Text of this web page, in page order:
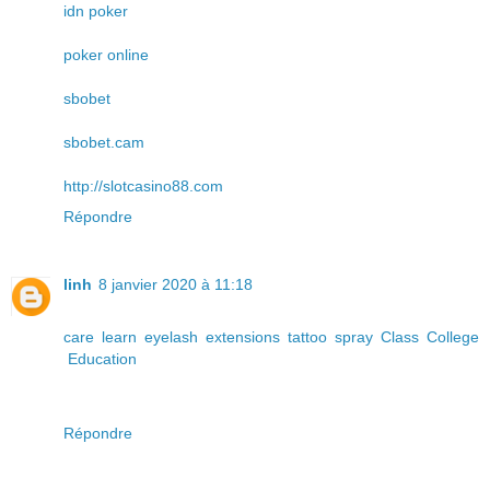
idn poker
poker online
sbobet
sbobet.cam
http://slotcasino88.com
Répondre
linh 8 janvier 2020 à 11:18
care learn eyelash extensions tattoo spray Class College
Education
Répondre